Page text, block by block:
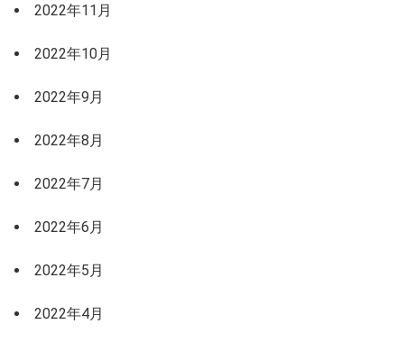
2022年11月
2022年10月
2022年9月
2022年8月
2022年7月
2022年6月
2022年5月
2022年4月